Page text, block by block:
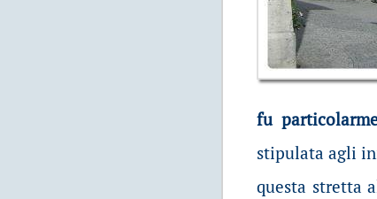
fu
stipulata agli
questa stretta